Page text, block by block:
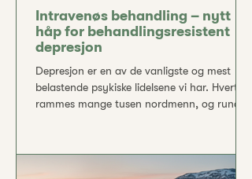
Intravenøs behandling – nytt
håp for behandlingsresistent
depresjon
Depresjon er en av de vanligste og mest
belastende psykiske lidelsene vi har. Hvert år
rammes mange tusen nordmenn, og rundt
antidepressiva ikke fører fram. For disse kan
livet bli en krevende kamp preget av